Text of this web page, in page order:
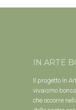
IN ARTE
Il progetto In
vivaismo
che occorre